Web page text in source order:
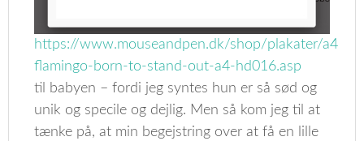
https://www.mouseandpen.dk/shop/plakater/a4-
flamingo-born-to-stand-out-a4-hd016.asp
til babyen – fordi jeg syntes hun er så sød og
unik og specile og dejlig. Men så kom jeg til at
tænke på, at min begejstring over at få en lille